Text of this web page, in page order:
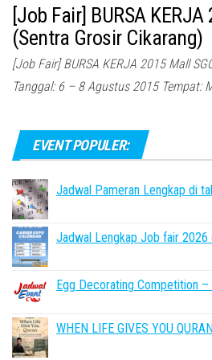
[Job Fair] BURSA
(Sentra Grosir Cikarang)
[Job Fair] BURSA KERJA 2015 Mall
Tanggal: 6 – 8 Agustus 2015 Tempat:
EVENT POPULER:
Jadwal Pameran Lengkap di
Jadwal Lengkap Job fair 2026
Egg Decorating Competition
WHEN LIFE GIVES YOU